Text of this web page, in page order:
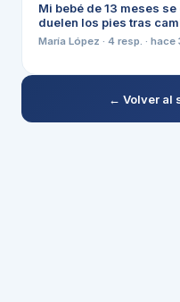
Mi bebé de 13 meses
duelen los pies tras
María López · 4 resp. · hace
← Volver al